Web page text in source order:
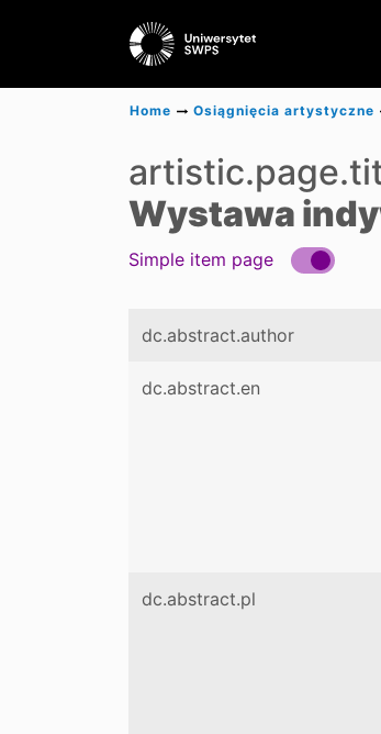
Home Osiągnięcia artystyczne
Wystawa
Simple item page
dc.abstract.author
dc.abstract.en
dc.abstract.pl